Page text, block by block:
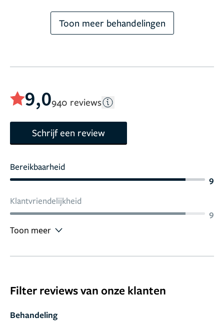
Toon meer behandelingen
9,0940 reviews
Schrijf een review
Bereikbaarheid
9
Klantvriendelijkheid
9
Toon meer
Filter reviews van onze klanten
Behandeling